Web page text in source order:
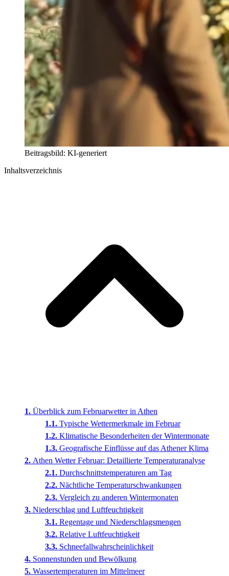
Beitragsbild: KI-generiert
Inhaltsverzeichnis
Überblick zum Februarwetter in Athen
Typische Wettermerkmale im Februar
Klimatische Besonderheiten der Wintermonate
Geografische Einflüsse auf das Athener Klima
Athen Wetter Februar: Detaillierte Temperaturanalyse
Durchschnittstemperaturen am Tag
Nächtliche Temperaturschwankungen
Vergleich zu anderen Wintermonaten
Niederschlag und Luftfeuchtigkeit
Regentage und Niederschlagsmengen
Relative Luftfeuchtigkeit
Schneefallwahrscheinlichkeit
Sonnenstunden und Bewölkung
Wassertemperaturen im Mittelmeer